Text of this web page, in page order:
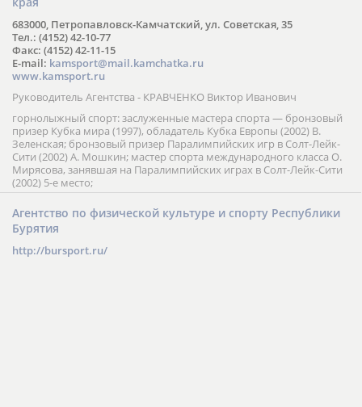
683000, Петропавловск-Камчатский, ул. Советская, 35
Тел.: (4152) 42-10-77
Факс: (4152) 42-11-15
E-mail: kamsport@mail.kamchatka.ru
www.kamsport.ru
Руководитель Агентства - КРАВЧЕНКО Виктор Иванович
горнолыжный спорт: заслуженные мастера спорта — бронзовый
призер Кубка мира (1997), обладатель Кубка Европы (2002) В.
Зеленская; бронзовый призер Паралимпийских игр в Солт-Лейк-
Сити (2002) А. Мошкин; мастер спорта международного класса О.
Мирясова, занявшая на Паралимпийских играх в Солт-Лейк-Сити
(2002) 5-е место;
Агентство по физической культуре и спорту Республики
Бурятия
http://bursport.ru/